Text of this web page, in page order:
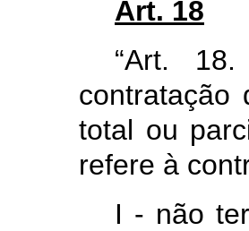
Art. 18
“Art.
contratação
total ou
refere à
I - não